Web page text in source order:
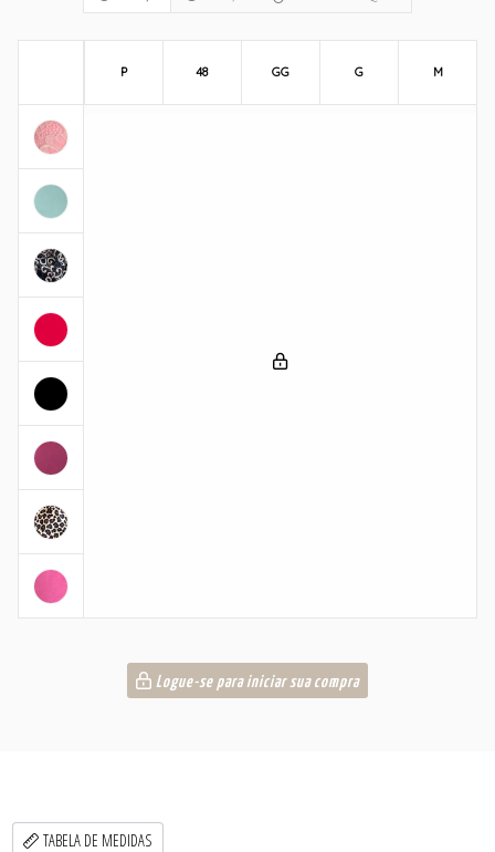
P 48 GG G M
Logue-se para iniciar sua compra
TABELA DE MEDIDAS